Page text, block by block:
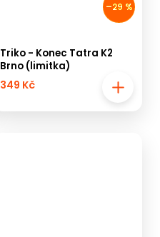
–29 %
Triko - Konec Tatra K2
Brno (limitka)
349 Kč